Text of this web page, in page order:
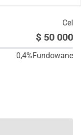
Cel
$ 50 000
0,4%Fundowane